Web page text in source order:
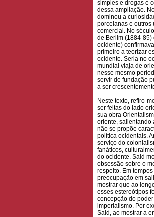
simples e drogas e
dessa ampliação.
dominou a
porcelanas e outros
comercial. No
de Berlim (1884-
ocidente)
primeiro a teorizar
ocidente. Seria no
mundial viaja de
nesse mesmo
servir de fundação
a ser
Neste texto, refiro-
ser feitas do lado
sua obra
oriente, salientando
não se propõe
política ocidentais.
serviço do
fanáticos,
do ocidente. Said
obsessão sobre o
respeito. Em
preocupação em
mostrar que ao
esses estereótipos
concepção do
imperialismo. Por
Said, ao mostrar a